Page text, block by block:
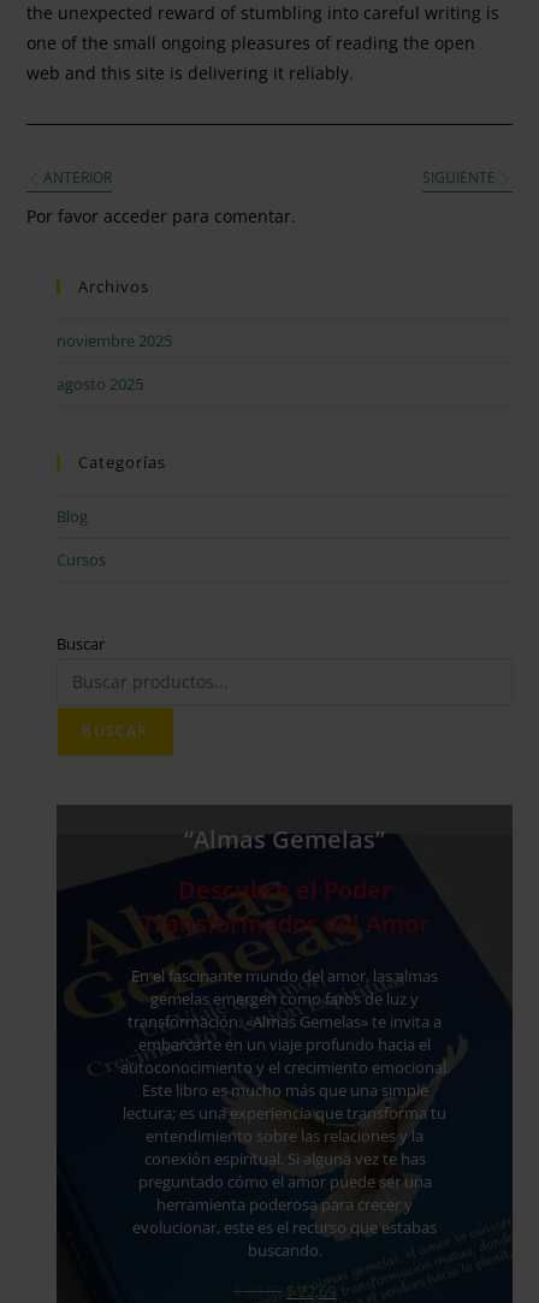
the unexpected reward of stumbling into careful writing is
one of the small ongoing pleasures of reading the open
web and this site is delivering it reliably.
ANTERIOR SIGUIENTE
Por favor acceder para comentar.
Archivos
noviembre 2025
agosto 2025
Categorías
Blog
Cursos
Buscar
BUSCAR
“Almas Gemelas”
Descubre el Poder
Transformador del Amor
En el fascinante mundo del amor, las almas
gemelas emergen como faros de luz y
transformación. «Almas Gemelas» te invita a
embarcarte en un viaje profundo hacia el
autoconocimiento y el crecimiento emocional.
Este libro es mucho más que una simple
lectura; es una experiencia que transforma tu
entendimiento sobre las relaciones y la
conexión espiritual. Si alguna vez te has
preguntado cómo el amor puede ser una
herramienta poderosa para crecer y
evolucionar, este es el recurso que estabas
buscando.
$88,69 $ 22,69